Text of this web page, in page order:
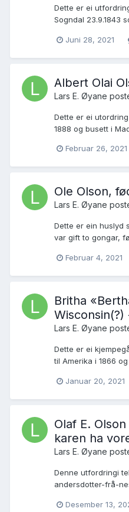
Dette er ei
Sogndal 23.9.1843
Juni 28, 2021
Albert Olai
Lars E. Øyane
Dette er ei
1888 og busett i
Februar 26, 2021
Ole Olson,
Lars E. Øyane
Dette er ein huslyd
var gift to gongar,
Februar 4, 2021
Britha
Lars E. Øyane
Dette er ei
til Amerika i 1866
Januar 20, 2021
Olaf E.
karen ha
Lars E. Øyane
Denne utfordringi
andersdotter-frå-
Desember 13,